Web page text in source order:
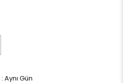
: Aynı Gün